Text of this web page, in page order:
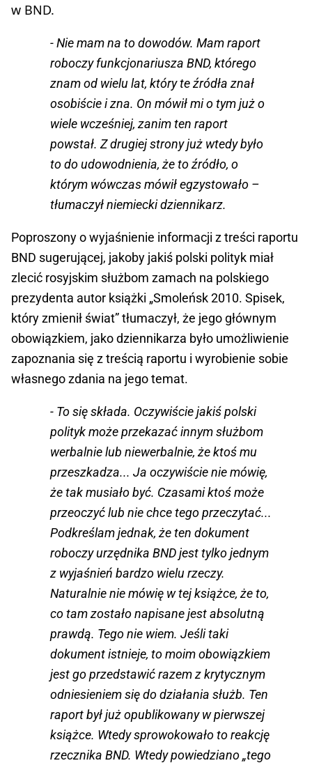
w BND.
- Nie mam na to dowodów. Mam raport
roboczy funkcjonariusza BND, którego
znam od wielu lat, który te źródła znał
osobiście i zna. On mówił mi o tym już o
wiele wcześniej, zanim ten raport
powstał. Z drugiej strony już wtedy było
to do udowodnienia, że to źródło, o
którym wówczas mówił egzystowało –
tłumaczył niemiecki dziennikarz.
Poproszony o wyjaśnienie informacji z treści raportu
BND sugerującej, jakoby jakiś polski polityk miał
zlecić rosyjskim służbom zamach na polskiego
prezydenta autor książki „Smoleńsk 2010. Spisek,
który zmienił świat” tłumaczył, że jego głównym
obowiązkiem, jako dziennikarza było umożliwienie
zapoznania się z treścią raportu i wyrobienie sobie
własnego zdania na jego temat.
- To się składa. Oczywiście jakiś polski
polityk może przekazać innym służbom
werbalnie lub niewerbalnie, że ktoś mu
przeszkadza... Ja oczywiście nie mówię,
że tak musiało być. Czasami ktoś może
przeoczyć lub nie chce tego przeczytać...
Podkreślam jednak, że ten dokument
roboczy urzędnika BND jest tylko jednym
z wyjaśnień bardzo wielu rzeczy.
Naturalnie nie mówię w tej książce, że to,
co tam zostało napisane jest absolutną
prawdą. Tego nie wiem. Jeśli taki
dokument istnieje, to moim obowiązkiem
jest go przedstawić razem z krytycznym
odniesieniem się do działania służb. Ten
raport był już opublikowany w pierwszej
książce. Wtedy sprowokowało to reakcję
rzecznika BND. Wtedy powiedziano „tego